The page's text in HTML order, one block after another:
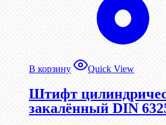
В корзину Quick View
Штифт
закалённый DIN